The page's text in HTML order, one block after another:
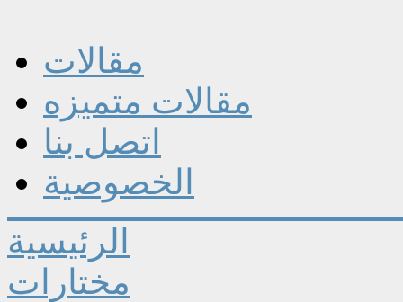
مقالات
مقالات متميزه
اتصل بنا
الخصوصية
الرئيسية
مختارات